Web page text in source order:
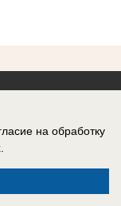
на обработку